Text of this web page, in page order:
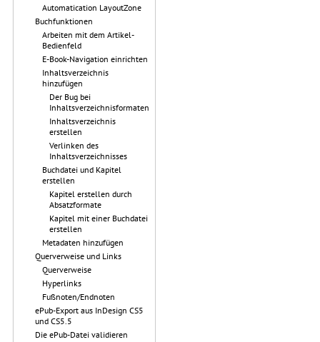
Automatication LayoutZone
Buchfunktionen
Arbeiten mit dem Artikel-
Bedienfeld
E-Book-Navigation einrichten
Inhaltsverzeichnis
hinzufügen
Der Bug bei
Inhaltsverzeichnisformaten
Inhaltsverzeichnis
erstellen
Verlinken des
Inhaltsverzeichnisses
Buchdatei und Kapitel
erstellen
Kapitel erstellen durch
Absatzformate
Kapitel mit einer Buchdatei
erstellen
Metadaten hinzufügen
Querverweise und Links
Querverweise
Hyperlinks
Fußnoten/Endnoten
ePub-Export aus InDesign CS5
und CS5.5
Die ePub-Datei validieren